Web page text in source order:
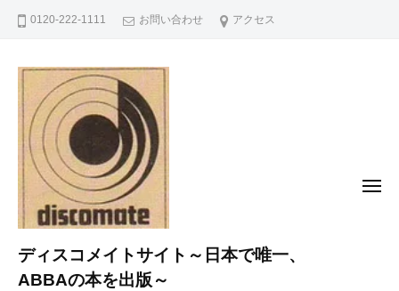
0120-222-1111 お問い合わせ アクセス
ディスコメイトサイト～日本で唯一、
ABBAの本を出版～
メ